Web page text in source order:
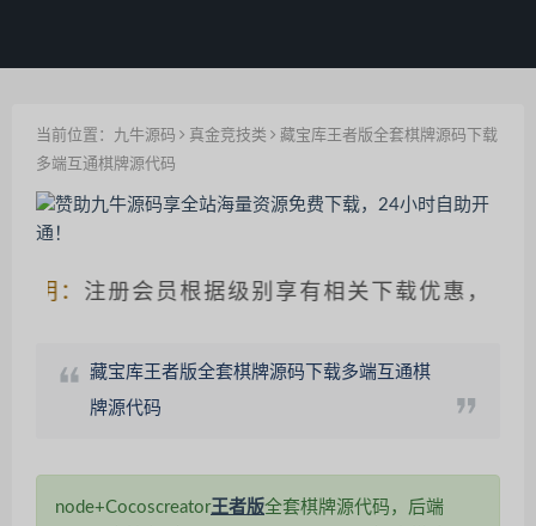
当前位置： 九牛源码 真金竞技类
藏宝库王者版全套棋牌源码下载
多端互通棋牌源代码
注册会员根据级别享有相关下载优惠，请仔
藏宝库王者版全套棋牌源码下载多端互通棋
牌源代码
node+Cocoscreator王者版全套棋牌源代码，后端